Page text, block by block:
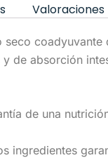
seco
de absorción
de una
ingredientes